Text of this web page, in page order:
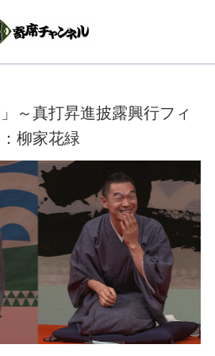
～真打昇進披露興行フィ
柳家花緑